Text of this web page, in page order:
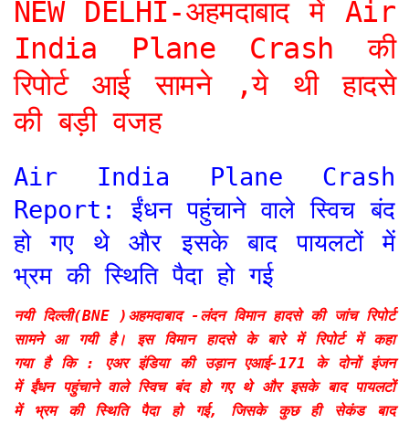
NEW DELHI-अहमदाबाद में Air
India Plane Crash की
रिपोर्ट आई सामने ,ये थी हादसे
की बड़ी वजह
Air India Plane Crash
Report: ईंधन पहुंचाने वाले स्विच बंद
हो गए थे और इसके बाद पायलटों में
भ्रम की स्थिति पैदा हो गई
नयी दिल्ली(BNE )अहमदाबाद -लंदन विमान हादसे की जांच रिपोर्ट
सामने आ गयी है। इस विमान हादसे के बारे में रिपोर्ट में कहा
गया है कि : एअर इंडिया की उड़ान एआई-171 के दोनों इंजन
में ईंधन पहुंचाने वाले स्विच बंद हो गए थे और इसके बाद पायलटों
में भ्रम की स्थिति पैदा हो गई, जिसके कुछ ही सेकंड बाद